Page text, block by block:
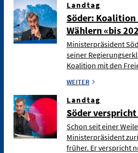
Landtag
Söder:
Wählern «bis
Ministerpräsident
seiner
Koalition mit den
WEITER
Landtag
Söder
Schon seit einer
Ministerpräsident
früher. Er verspricht